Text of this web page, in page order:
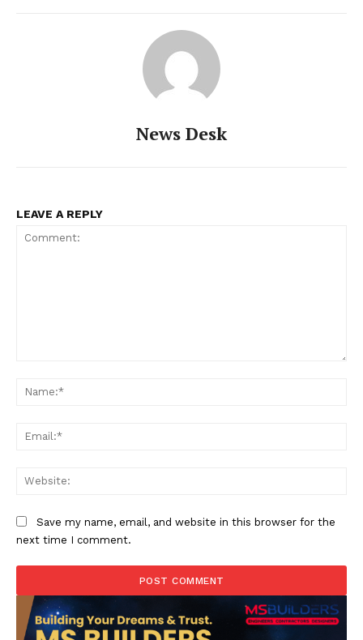
News Desk
LEAVE A REPLY
Save my name, email, and website in this browser for the
next time I comment.